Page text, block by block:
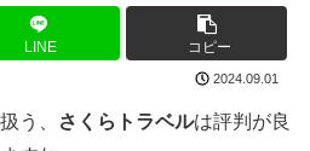
LINE コピー
2024.09.01
う、 さくらトラベルは評判が良